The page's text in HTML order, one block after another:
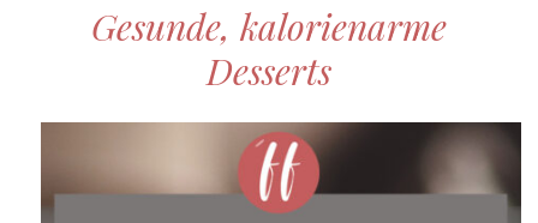
Gesunde, kalorienarme
Desserts